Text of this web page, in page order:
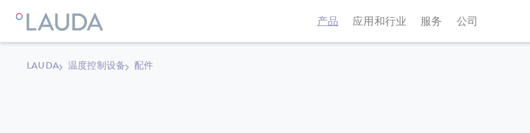
产品 应用和行业 服务 公司
LAUDA 温度控制设备 配件